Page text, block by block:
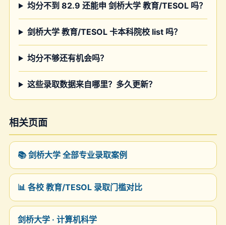
均分不到 82.9 还能申 剑桥大学 教育/TESOL 吗？
剑桥大学 教育/TESOL 卡本科院校 list 吗？
均分不够还有机会吗？
这些录取数据来自哪里？多久更新？
相关页面
📚 剑桥大学 全部专业录取案例
📊 各校 教育/TESOL 录取门槛对比
剑桥大学 · 计算机科学